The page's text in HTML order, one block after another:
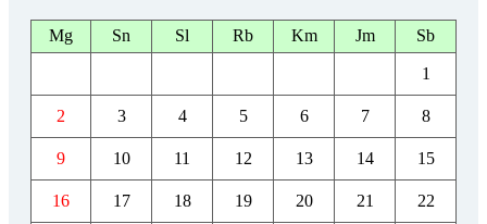
Mg Sn Sl Rb Km Jm Sb
1
2 3 4 5 6 7 8
9 10 11 12 13 14 15
16 17 18 19 20 21 22